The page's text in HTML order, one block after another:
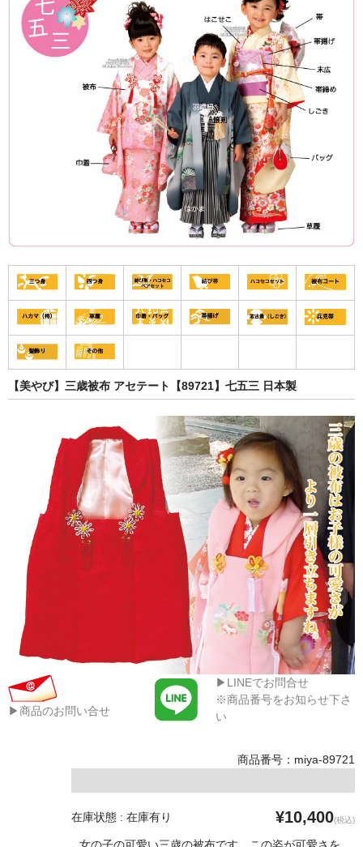
【美やび】三歳被布 アセテート【89721】七五三 日本製
▶商品のお問い合せ
▶LINEでお問合せ
※商品番号をお知らせ下さ
い
商品番号：miya-89721
在庫状態 : 在庫有り ¥10,400(税込)
女の子の可愛い三歳の被布です。この姿が可愛さを